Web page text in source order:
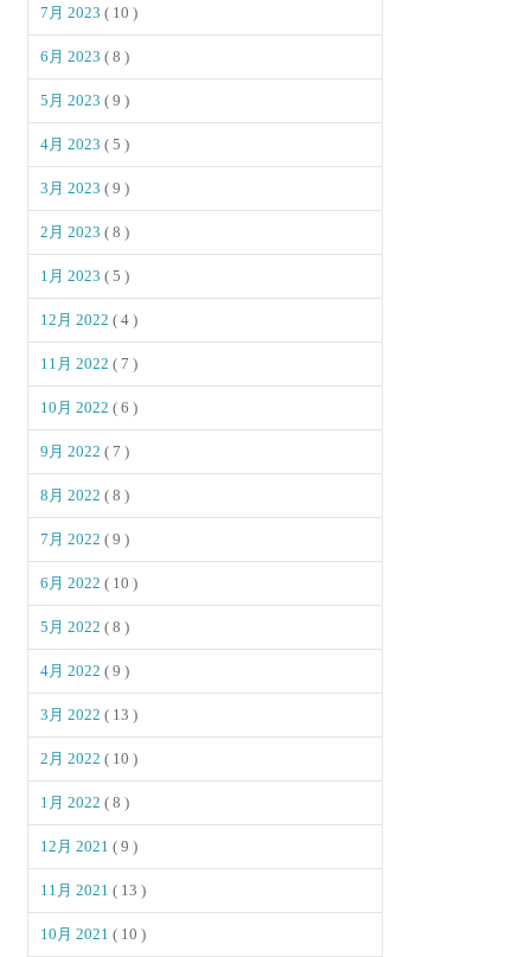
7月 2023( 10 )
6月 2023( 8 )
5月 2023( 9 )
4月 2023( 5 )
3月 2023( 9 )
2月 2023( 8 )
1月 2023( 5 )
12月 2022( 4 )
11月 2022( 7 )
10月 2022( 6 )
9月 2022( 7 )
8月 2022( 8 )
7月 2022( 9 )
6月 2022( 10 )
5月 2022( 8 )
4月 2022( 9 )
3月 2022( 13 )
2月 2022( 10 )
1月 2022( 8 )
12月 2021( 9 )
11月 2021( 13 )
10月 2021( 10 )